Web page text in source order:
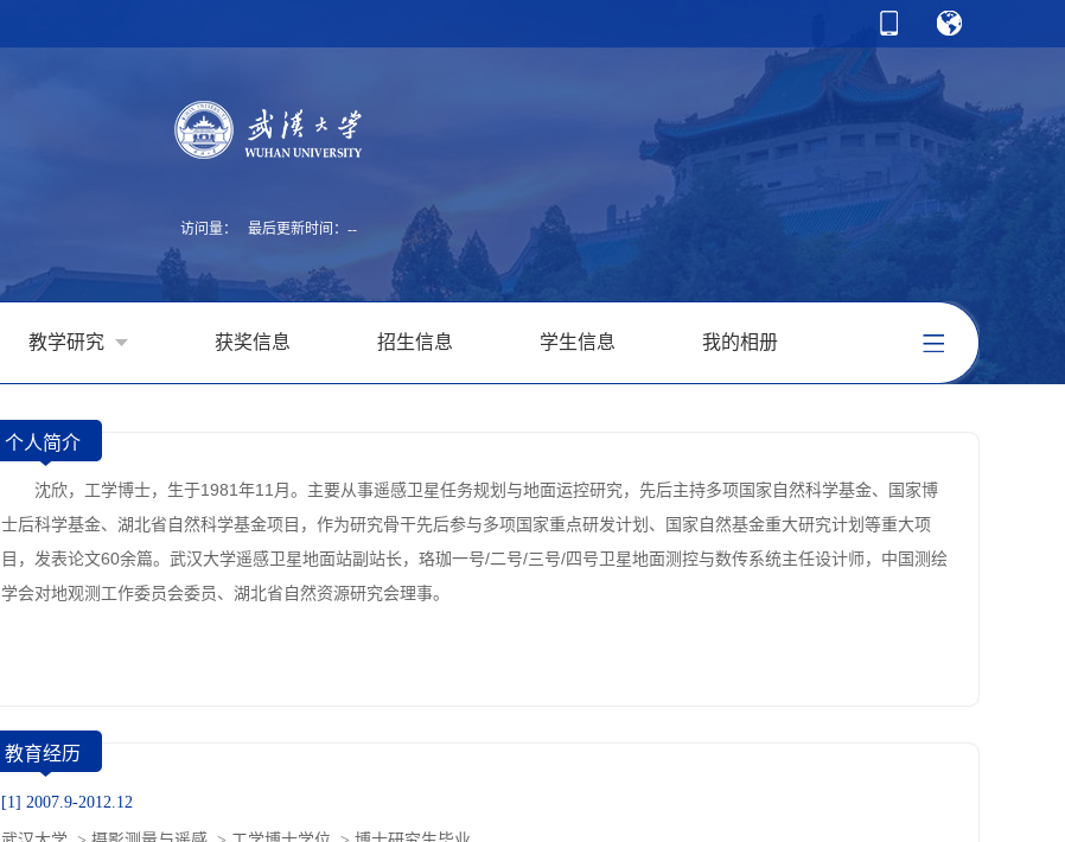
访问量： 最后更新时间： --
教学研究 获奖信息 招生信息 学生信息 我的相册
个人简介
沈欣，工学博士，生于1981年11月。主要从事遥感卫星任务规划与地面运控研究，先后主持多项国家自然科学基金、国家博
士后科学基金、湖北省自然科学基金项目，作为研究骨干先后参与多项国家重点研发计划、国家自然基金重大研究计划等重大项
目，发表论文60余篇。 武汉大学遥感卫星地面站副站长，珞珈一号/二号/三号/四号卫星地面测控与数传系统主任设计师，中国测绘
学会对地观测工作委员会委员、湖北省自然资源研究会理事。
教育经历
[1] 2007.9-2012.12